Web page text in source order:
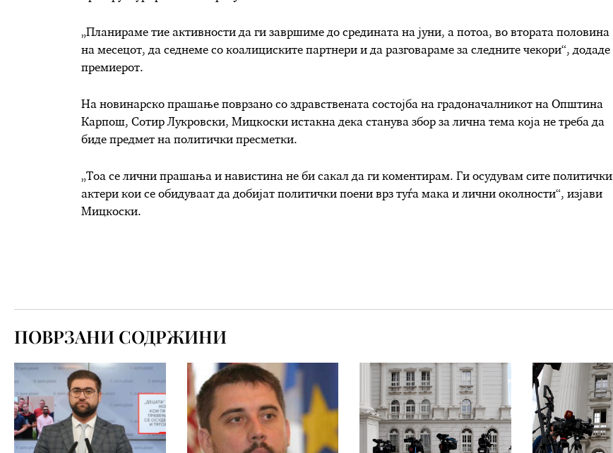
„Планираме тие активности да ги завршиме до средината на јуни, а потоа, во втората половина
на месецот, да седнеме со коалициските партнери и да разговараме за следните чекори“, додаде
премиерот.
На новинарско прашање поврзано со здравствената состојба на градоначалникот на Општина
Карпош, Сотир Лукровски, Мицкоски истакна дека станува збор за лична тема која не треба да
биде предмет на политички пресметки.
„Тоа се лични прашања и навистина не би сакал да ги коментирам. Ги осудувам сите политички
актери кои се обидуваат да добијат политички поени врз туѓа мака и лични околности“, изјави
Мицкоски.
ПОВРЗАНИ СОДРЖИНИ